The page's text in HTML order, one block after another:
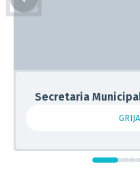
Secretaria